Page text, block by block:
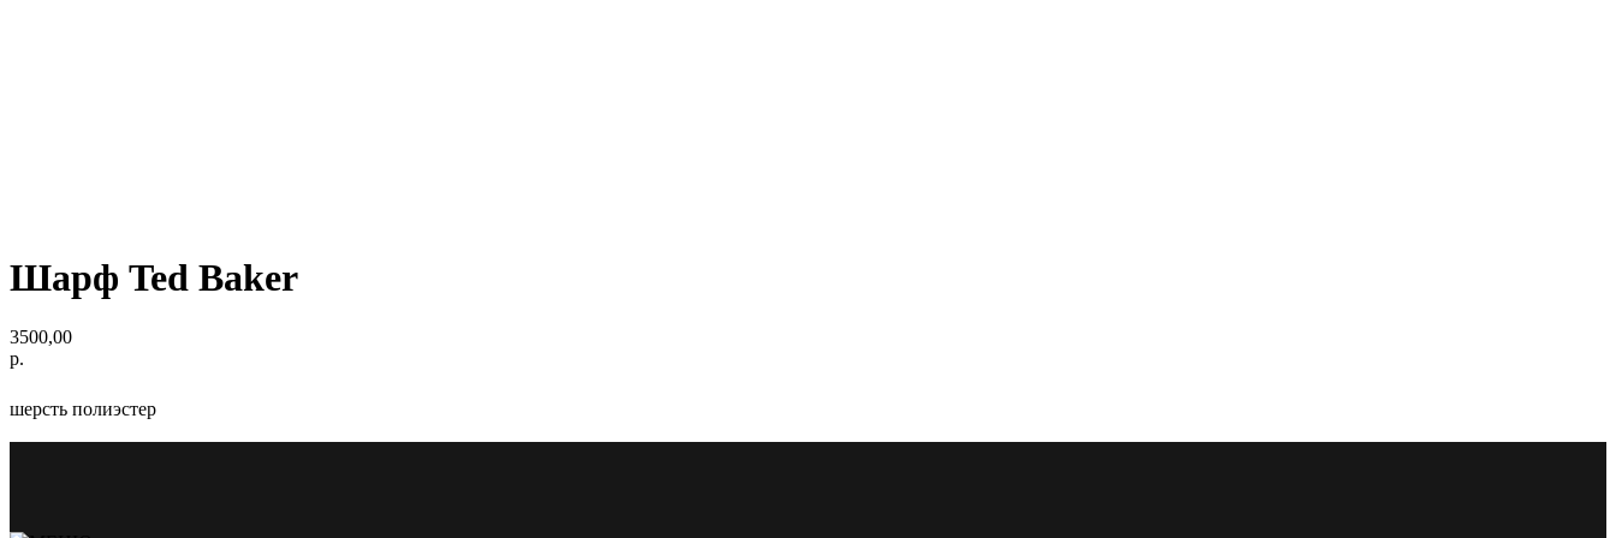
Шарф Ted Baker
3500,00
р.
шерсть полиэстер